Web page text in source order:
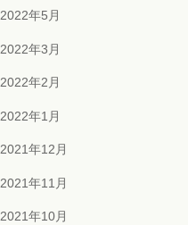
2022年5月
2022年3月
2022年2月
2022年1月
2021年12月
2021年11月
2021年10月